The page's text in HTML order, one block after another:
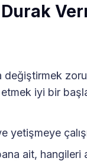
değiştirmek
iyi bir
yetişmeye
ait, hangileri